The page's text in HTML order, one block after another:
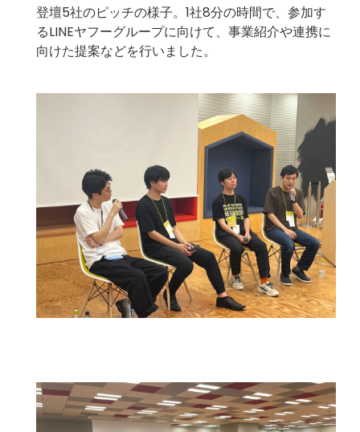
登壇5社のピッチの様子。1社8分の時間で、参加す
るLINEヤフーグループに向けて、事業紹介や連携に
向けた提案などを行いました。